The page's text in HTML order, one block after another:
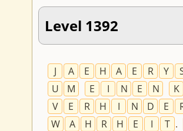
Level 1392
J A E H A E R Y
U
M E I N E N K
V
E R H I N D E
W
A H R H E I T .